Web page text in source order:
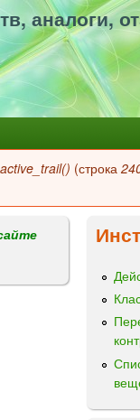
аналоги,
(строка